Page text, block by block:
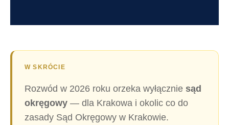
W SKRÓCIE
Rozwód w 2026 roku orzeka wyłącznie sąd
okręgowy — dla Krakowa i okolic co do
zasady Sąd Okręgowy w Krakowie.